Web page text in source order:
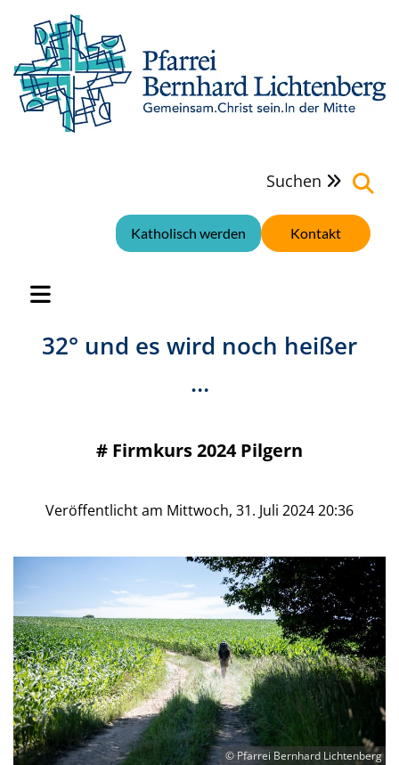
Suchen 
Kontakt
Katholisch werden
32° und es wird noch heißer
…
# Firmkurs 2024 Pilgern
Veröffentlicht am Mittwoch, 31. Juli 2024 20:36
© Pfarrei Bernhard Lichtenberg